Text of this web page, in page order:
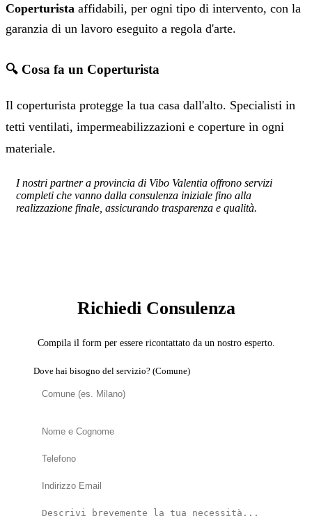
Coperturista affidabili, per ogni tipo di intervento, con la
garanzia di un lavoro eseguito a regola d'arte.
🔍 Cosa fa un Coperturista
Il coperturista protegge la tua casa dall'alto. Specialisti in
tetti ventilati, impermeabilizzazioni e coperture in ogni
materiale.
I nostri partner a provincia di Vibo Valentia offrono servizi
completi che vanno dalla consulenza iniziale fino alla
realizzazione finale, assicurando trasparenza e qualità.
Richiedi Consulenza
Compila il form per essere ricontattato da un nostro esperto.
Dove hai bisogno del servizio? (Comune)